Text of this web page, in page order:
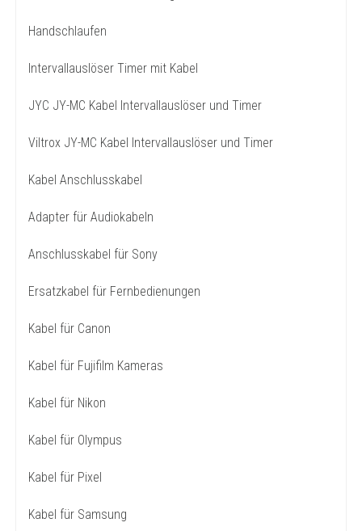
Handschlaufen
Intervallauslöser Timer mit Kabel
JYC JY-MC Kabel Intervallauslöser und Timer
Viltrox JY-MC Kabel Intervallauslöser und Timer
Kabel Anschlusskabel
Adapter für Audiokabeln
Anschlusskabel für Sony
Ersatzkabel für Fernbedienungen
Kabel für Canon
Kabel für Fujifilm Kameras
Kabel für Nikon
Kabel für Olympus
Kabel für Pixel
Kabel für Samsung